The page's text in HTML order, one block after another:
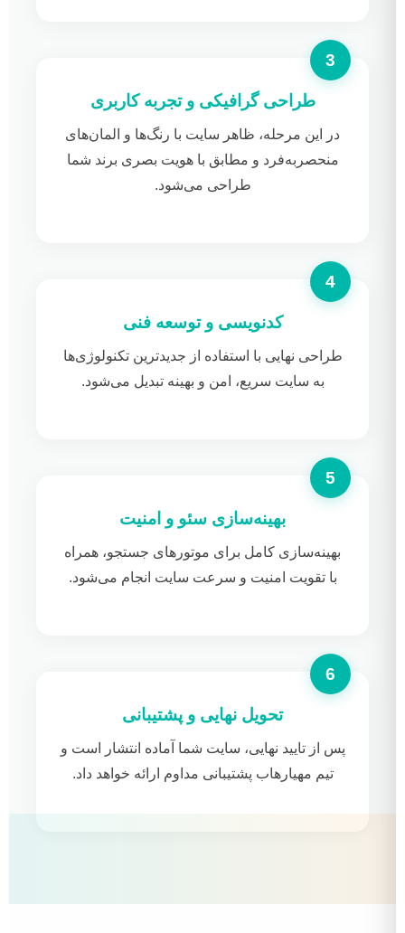
طراحی گرافیکی و تجربه کاربری
در این مرحله، ظاهر سایت با رنگ‌ها و المان‌های
منحصربه‌فرد و مطابق با هویت بصری برند شما
طراحی می‌شود.
کدنویسی و توسعه فنی
طراحی نهایی با استفاده از جدیدترین تکنولوژی‌ها
به سایت سریع، امن و بهینه تبدیل می‌شود.
بهینه‌سازی سئو و امنیت
بهینه‌سازی کامل برای موتورهای جستجو، همراه
با تقویت امنیت و سرعت سایت انجام می‌شود.
تحویل نهایی و پشتیبانی
پس از تایید نهایی، سایت شما آماده انتشار است و
تیم مهیارهاب پشتیبانی مداوم ارائه خواهد داد.